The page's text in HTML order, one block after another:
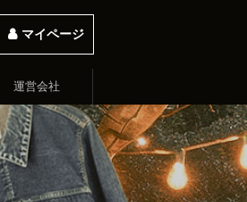
マイページ
運営会社